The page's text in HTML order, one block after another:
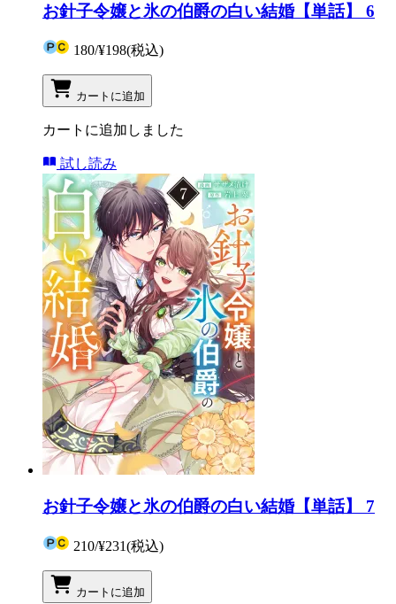
お針子令嬢と氷の伯爵の白い結婚【単話】 6
180/¥198(税込)
カートに追加
カートに追加しました
試し読み
お針子令嬢と氷の伯爵の白い結婚【単話】 7
210/¥231(税込)
カートに追加